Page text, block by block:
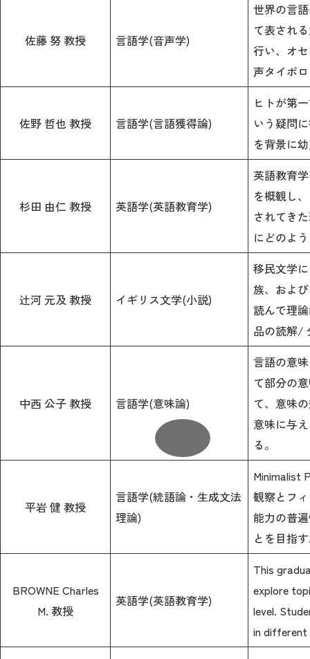
佐藤 努 教授 言語学(音声学)
世界の言
て表され
行い、オ
声タイポ
佐野 哲也 教授 言語学(言語獲得論)
ヒトが第
いう疑問
を背景に
杉田 由仁 教授 英語学(英語教育学)
英語教育
を概観し
されてき
にどのよ
辻󠄀河 元及 教授 イギリス文学(小説)
移民文学
族、およ
読んで理
品の読解/
中西 公子 教授 言語学(意味論)
言語の意
て部分の
て、意味
意味に与
る。
平岩 健 教授
言語学(統語論・生成文法
理論)
Minimalist
観察とフ
能力の普
とを目指
BROWNE Charles
M. 教授
英語学(英語教育学)
This
explore
level.
in